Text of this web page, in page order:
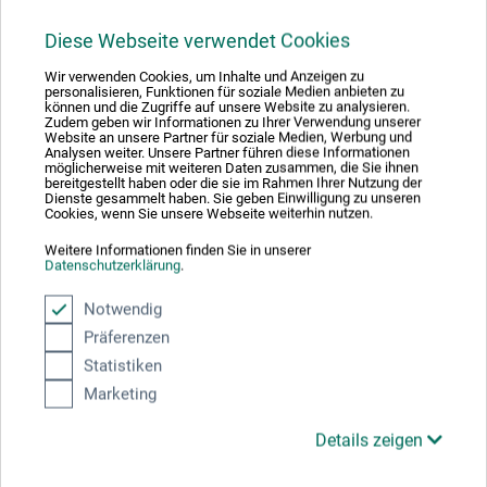
Diese Webseite verwendet Cookies
Wir verwenden Cookies, um Inhalte und Anzeigen zu
personalisieren, Funktionen für soziale Medien anbieten zu
können und die Zugriffe auf unsere Website zu analysieren.
Zudem geben wir Informationen zu Ihrer Verwendung unserer
Website an unsere Partner für soziale Medien, Werbung und
Analysen weiter. Unsere Partner führen diese Informationen
möglicherweise mit weiteren Daten zusammen, die Sie ihnen
bereitgestellt haben oder die sie im Rahmen Ihrer Nutzung der
Dienste gesammelt haben. Sie geben Einwilligung zu unseren
Cookies, wenn Sie unsere Webseite weiterhin nutzen.
Weitere Informationen finden Sie in unserer
Datenschutzerklärung.
Notwendig
Präferenzen
Statistiken
Marketing
Details zeigen
Produktbewertungen (0)
Schreiben Sie die erste Bewertung zu diesem Produkt
JETZT PRODUKT BEWERTEN